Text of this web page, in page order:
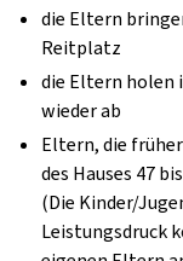
die Eltern
Reitplatz
die Eltern holen
wieder ab
Eltern, die
des Hauses 47
(Die Kinder/
Leistungsdruck